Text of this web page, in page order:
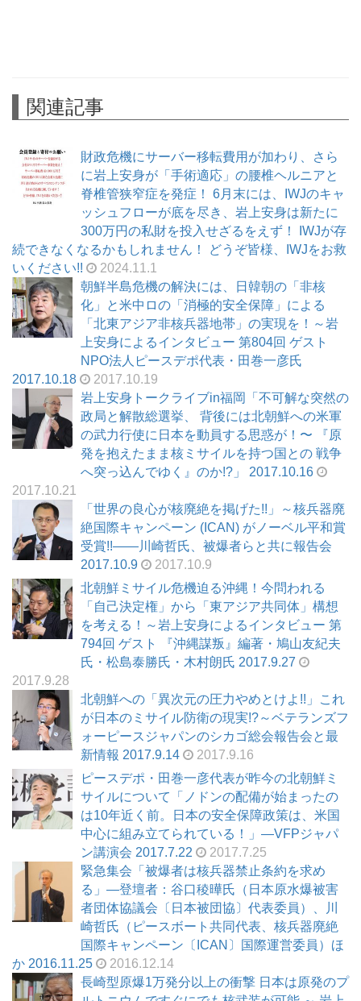
関連記事
財政危機にサーバー移転費用が加わり、さら
に岩上安身が「手術適応」の腰椎ヘルニアと
脊椎管狭窄症を発症！ 6月末には、IWJのキャ
ッシュフローが底を尽き、岩上安身は新たに
300万円の私財を投入せざるをえず！ IWJが存
続できなくなるかもしれません！ どうぞ皆様、IWJをお救
いください!!
2024.11.1
朝鮮半島危機の解決には、日韓朝の「非核
化」と米中ロの「消極的安全保障」による
「北東アジア非核兵器地帯」の実現を！～岩
上安身によるインタビュー 第804回 ゲスト
NPO法人ピースデポ代表・田巻一彦氏
2017.10.18
2017.10.19
岩上安身トークライブin福岡「不可解な突然の
政局と解散総選挙、 背後には北朝鮮への米軍
の武力行使に日本を動員する思惑が！〜 『原
発を抱えたまま核ミサイルを持つ国との 戦争
へ突っ込んでゆく』のか!?」 2017.10.16
2017.10.21
「世界の良心が核廃絶を掲げた!!」～核兵器廃
絶国際キャンペーン (ICAN) がノーベル平和賞
受賞!!――川崎哲氏、被爆者らと共に報告会
2017.10.9
2017.10.9
北朝鮮ミサイル危機迫る沖縄！今問われる
「自己決定権」から「東アジア共同体」構想
を考える！～岩上安身によるインタビュー 第
794回 ゲスト 『沖縄謀叛』編著・鳩山友紀夫
氏・松島泰勝氏・木村朗氏 2017.9.27
2017.9.28
北朝鮮への「異次元の圧力やめとけよ!!」これ
が日本のミサイル防衛の現実!?～ベテランズフ
ォーピースジャパンのシカゴ総会報告会と最
新情報 2017.9.14
2017.9.16
ピースデポ・田巻一彦代表が昨今の北朝鮮ミ
サイルについて「ノドンの配備が始まったの
は10年近く前。日本の安全保障政策は、米国
中心に組み立てられている！」―VFPジャパ
ン講演会 2017.7.22
2017.7.25
緊急集会「被爆者は核兵器禁止条約を求め
る」―登壇者：谷口稜曄氏（日本原水爆被害
者団体協議会〔日本被団協〕代表委員）、川
崎哲氏（ピースボート共同代表、核兵器廃絶
国際キャンペーン〔ICAN〕国際運営委員）ほ
か 2016.11.25
2016.12.14
長崎型原爆1万発分以上の衝撃 日本は原発のプ